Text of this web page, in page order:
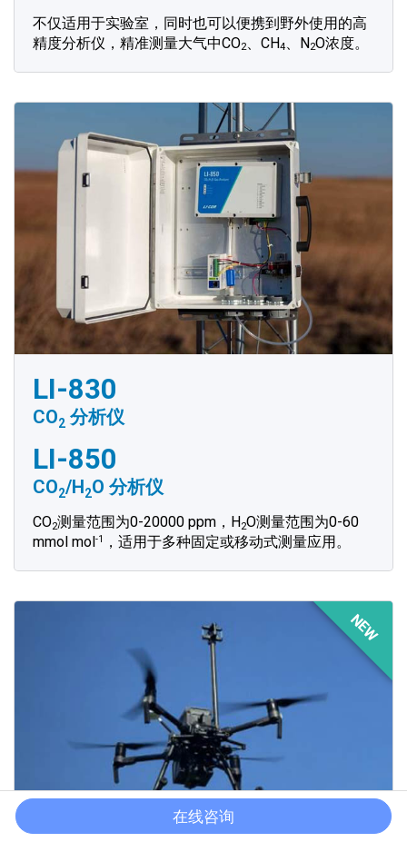
不仅适用于实验室，同时也可以便携到野外使用的高
精度分析仪，精准测量大气中CO2、CH4、N2O浓度。
LI-830
CO2 分析仪
LI-850
CO2/H2O 分析仪
CO2测量范围为0-20000 ppm，H2O测量范围为0-60
mmol mol-1 ，适用于多种固定或移动式测量应用。
NEW
在线咨询